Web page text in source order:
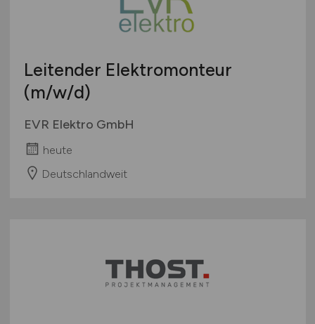
Leitender Elektromonteur
(m/w/d)
EVR Elektro GmbH
heute
Deutschlandweit